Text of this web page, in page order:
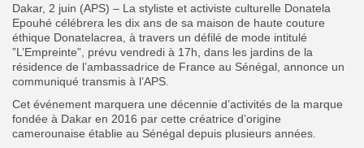
FR
Dakar, 2 juin (APS) – La styliste et activiste culturelle Donatela
Epouhé célébrera les dix ans de sa maison de haute couture
éthique Donatelacrea, à travers un défilé de mode intitulé
”L’Empreinte”, prévu vendredi à 17h, dans les jardins de la
résidence de l’ambassadrice de France au Sénégal, annonce un
communiqué transmis à l’APS.
‎Cet événement marquera une décennie d’activités de la marque
fondée à Dakar en 2016 par cette créatrice d’origine
camerounaise établie au Sénégal depuis plusieurs années.